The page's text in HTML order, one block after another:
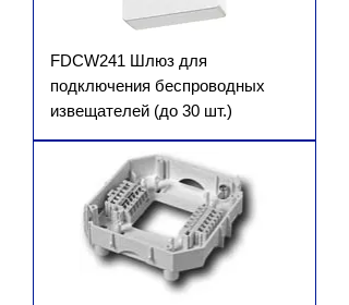
FDCW241 Шлюз для
подключения беспроводных
извещателей (до 30 шт.)